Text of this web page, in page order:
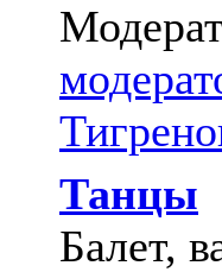
Танцы
Балет,